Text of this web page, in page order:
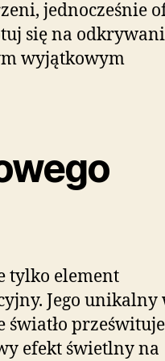
jednocześnie
się na
wyjątkowym
tylko element
Jego unikalny
światło prześwituje
efekt świetlny na